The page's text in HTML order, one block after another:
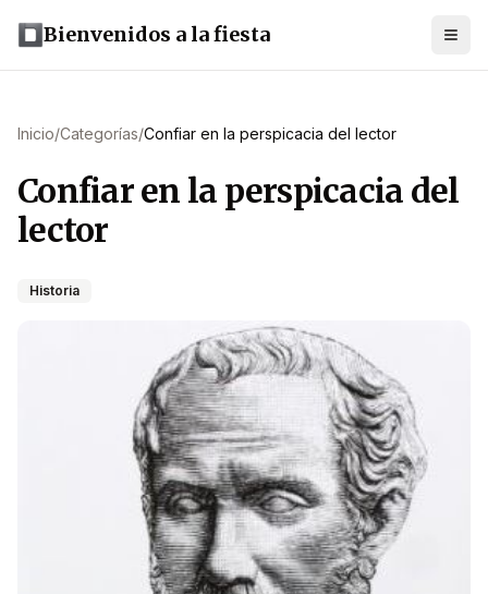
Bienvenidos a la fiesta
Inicio/Categorías/Confiar en la perspicacia del lector
Confiar en la perspicacia del
lector
Historia